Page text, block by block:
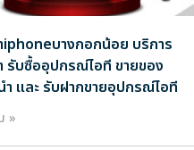
iphoneบางกอกน้อย บริการ
รับซื้ออุปกรณ์ไอที ขายของ
ำ และ รับฝากขายอุปกรณ์ไอที
»